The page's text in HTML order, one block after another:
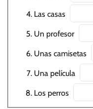
Las casas
Un profesor
Unas camisetas
Una película
Los perros